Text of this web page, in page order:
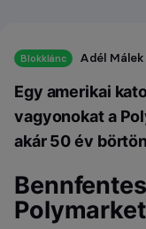
Blokklánc Adél Málek
Egy amerikai
vagyonokat a
akár 50 év